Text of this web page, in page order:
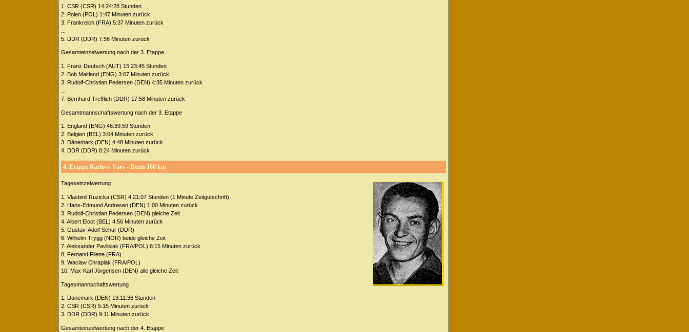
1. CSR (CSR) 14:24:28 Stunden
2. Polen (POL) 1:47 Minuten zurück
3. Frankreich (FRA) 5:37 Minuten zurück
5. DDR (DDR) 7:56 Minuten zurück
Gesamteinzelwertung nach der 3. Etappe
1. Franz Deutsch (AUT) 15:23:45 Stunden
2. Bob Maitland (ENG) 3:07 Minuten zurück
3. Rudolf-Christian Pedersen (DEN) 4:35 Minuten zurück
7. Bernhard Trefflich (DDR) 17:58 Minuten zurück
Gesamtmannschaftswertung nach der 3. Etappe
1. England (ENG) 46:39:59 Stunden
2. Belgien (BEL) 3:04 Minuten zurück
3. Dänemark (DEN) 4:48 Minuten zurück
4. DDR (DDR) 8:24 Minuten zurück
4. Etappe Karlovy Vary - Decin 160 km
Tageseinzelwertung
1. Vlastimil Ruzicka (CSR) 4:21:07 Stunden (1 Minute Zeitgutschrift)
2. Hans-Edmund Andresen (DEN) 1:00 Minuten zurück
3. Rudolf-Christian Pedersen (DEN) gleiche Zeit
4. Albert Eloot (BEL) 4:56 Minuten zurück
5. Gustav-Adolf Schur (DDR)
6. Wilhelm Trygg (NOR) beide gleiche Zeit
7. Aleksander Pavlisiak (FRA/POL) 6:15 Minuten zurück
8. Fernand Filette (FRA)
9. Waclaw Chraplak (FRA/POL)
10. Max-Karl Jörgensen (DEN) alle gleiche Zeit
Tagesmannschaftswertung
1. Dänemark (DEN) 13:11:36 Stunden
2. CSR (CSR) 5:15 Minuten zurück
3. DDR (DDR) 9:11 Minuten zurück
Gesamteinzelwertung nach der 4. Etappe